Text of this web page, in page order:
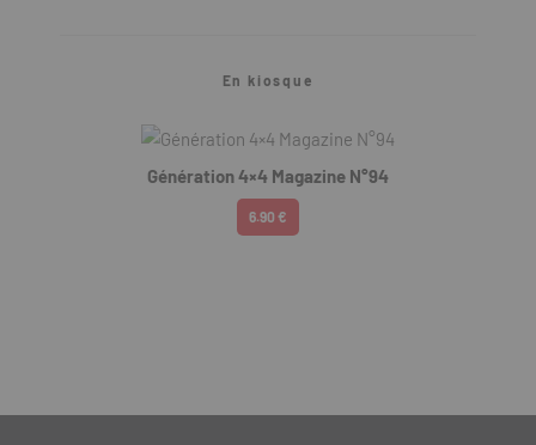
En kiosque
Génération 4×4 Magazine N°94
6.90 €